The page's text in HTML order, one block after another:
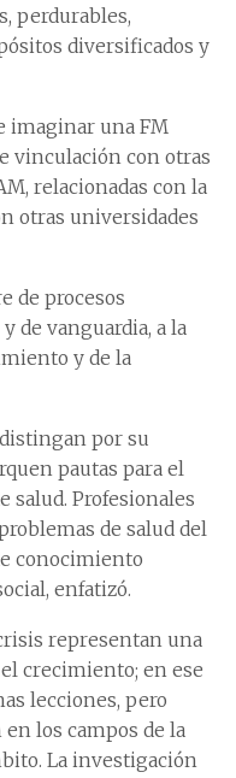
perdurables,
diversificados y
imaginar una FM
vinculación con otras
relacionadas con la
otras universidades
de procesos
de vanguardia, a la
y de la
por su
pautas para el
salud. Profesionales
de salud del
conocimiento
enfatizó.
representan una
crecimiento; en ese
lecciones, pero
los campos de la
La investigación